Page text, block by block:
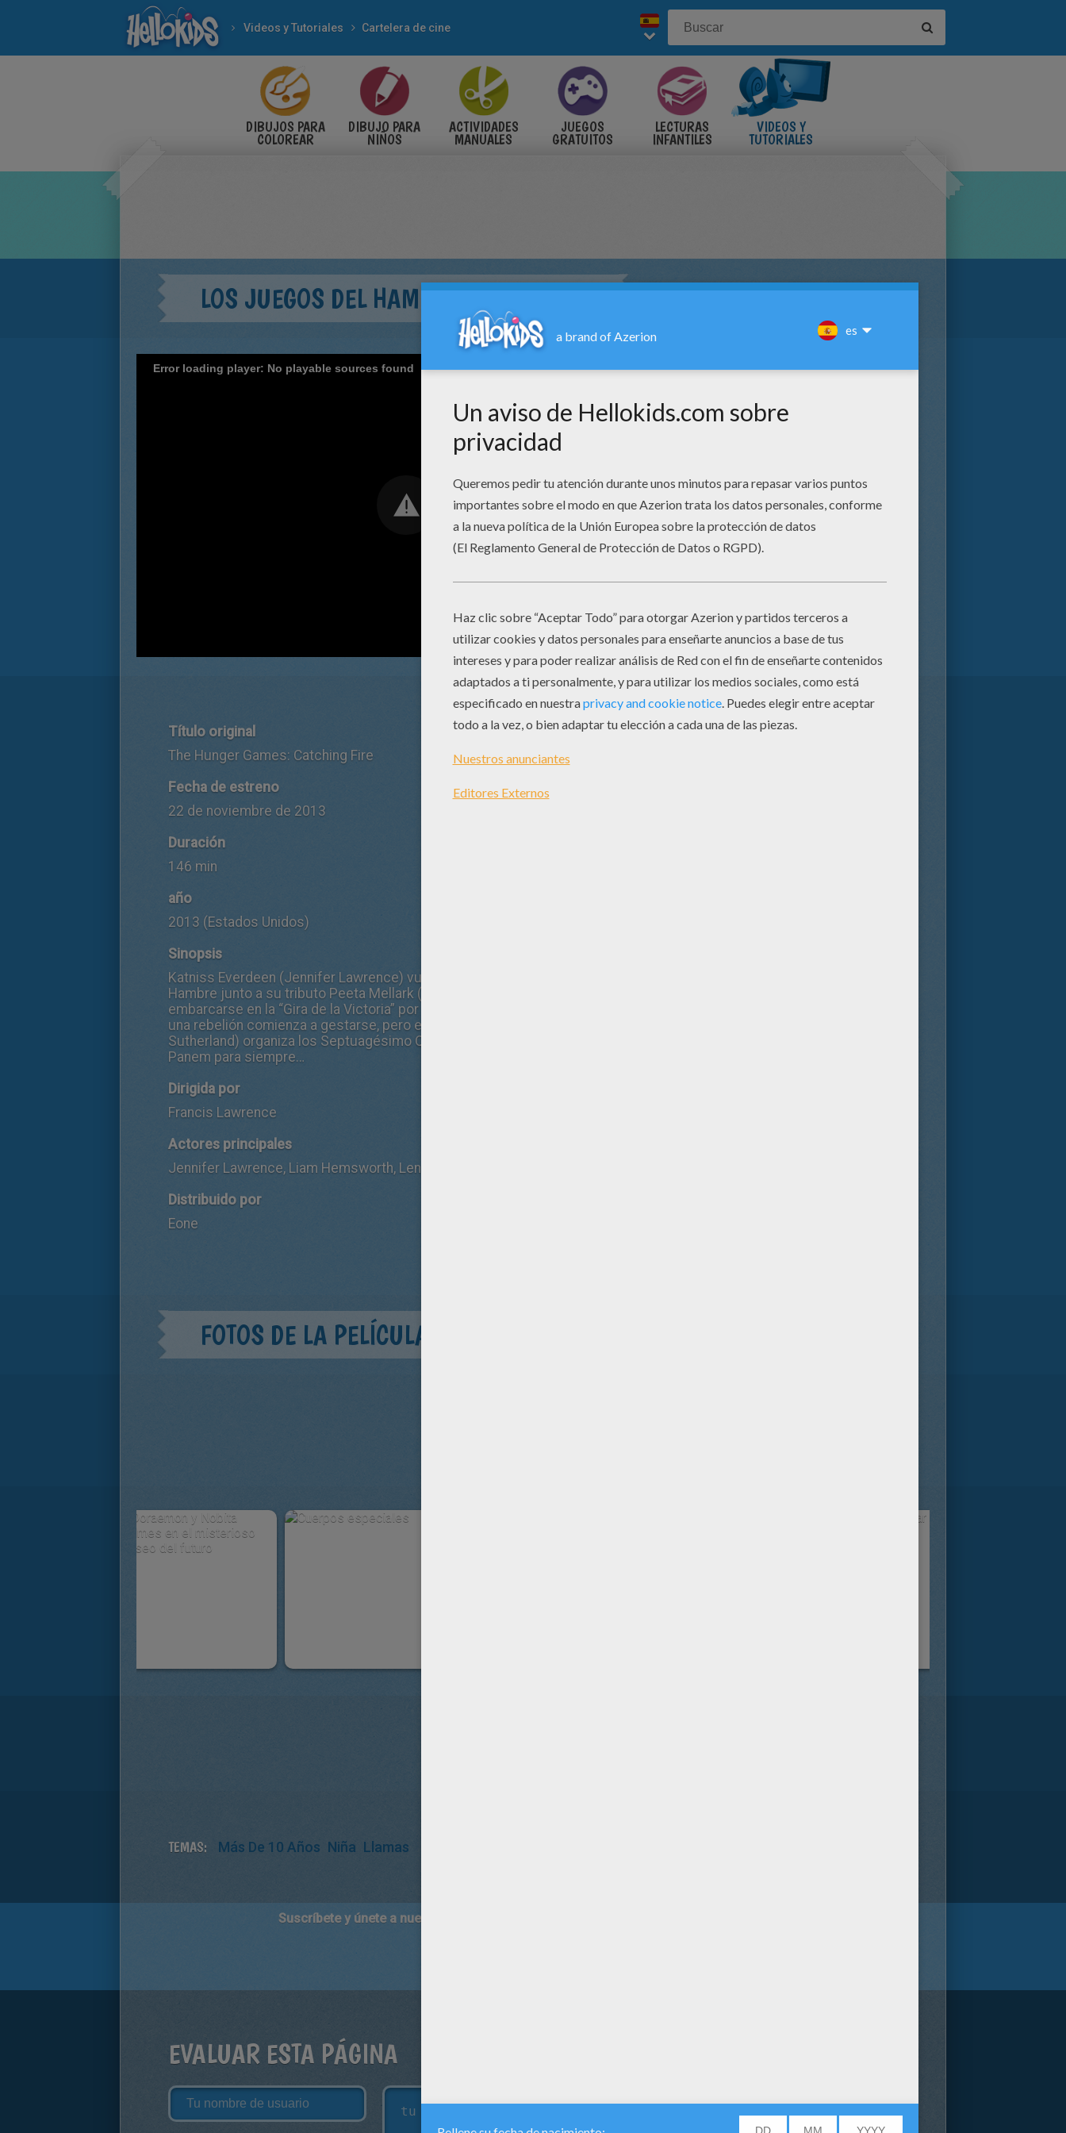
Videos y Tutoriales Cartelera de cine
DIBUJOS PARA
COLOREAR
DIBUJO PARA
NIÑOS
ACTIVIDADES
MANUALES
JUEGOS
GRATUITOS
LECTURAS
INFANTILES
VIDEOS Y
TUTORIALES
LOS JUEGOS DEL HAMBRE: EN LLAMAS
Error loading player: No playable sources found
Título original
The Hunger Games: Catching Fire
Fecha de estreno
22 de noviembre de 2013
Duración
146 min
año
2013 (Estados Unidos)
Sinopsis
Katniss Everdeen (Jennifer Lawrence) vuelve a casa sana y salva tras ganar los Septuagésimo Cuartos Juegos del
Hambre junto a su tributo Peeta Mellark (Josh Hutcherson). Ganar significa tener que dejar atrás a familia y amigos, y
embarcarse en la “Gira de la Victoria” por los diferentes distritos. A lo largo del camino, Katniss se da cuenta de que
una rebelión comienza a gestarse, pero en el Capitolio continúa todo bajo control mientras el Presidente Snow (Donald
Sutherland) organiza los Septuagésimo Quintos Juegos del Hambre (El Vasallaje), una competición que cambiará
Panem para siempre…
Dirigida por
Francis Lawrence
Actores principales
Jennifer Lawrence, Liam Hemsworth, Lenny Kravitz, Philip Seymour Hoffman, Josh Hutcherson
Distribuido por
Eone
FOTOS DE LA PELÍCULA
TEMAS: Más De 10 Años Niña Llamas
Suscríbete y únete a nuestro canal de vídeos para niños en Youtube:
EVALUAR ESTA PÁGINA